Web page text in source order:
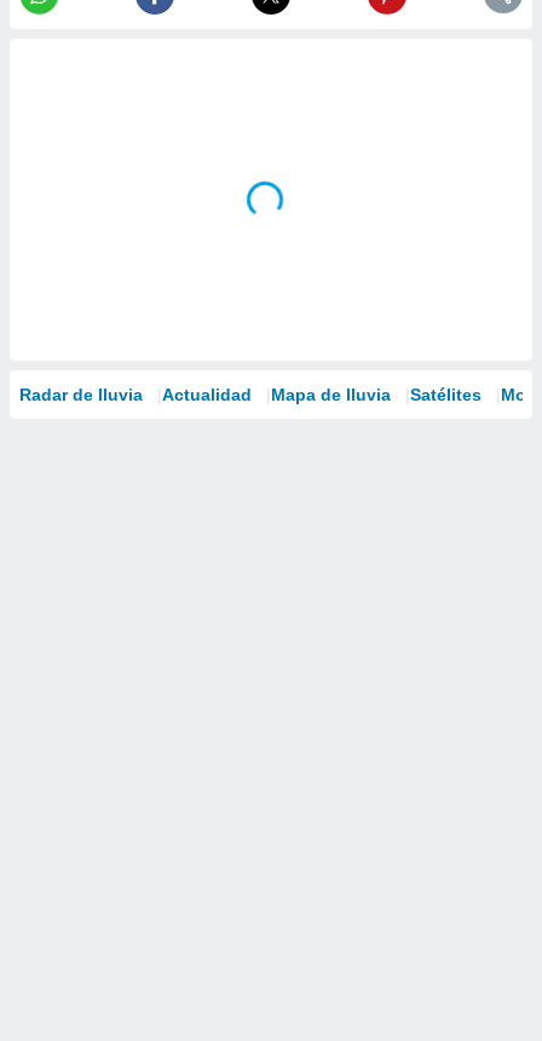
Radar de lluvia Actualidad Mapa de lluvia Satélites